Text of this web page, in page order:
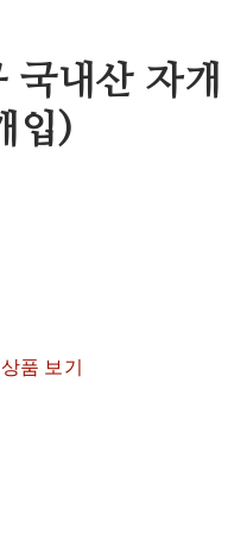
국내산 자
입)
품 보기